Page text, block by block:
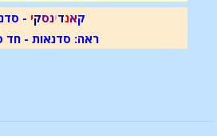
קאנדינסקי -
ראה: סדנאות - חד